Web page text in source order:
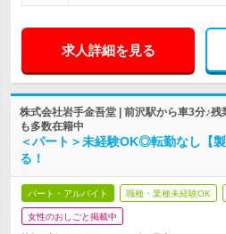
求人詳細を見る
株式会社岩手金吾堂 | 前沢駅から車3分♪
も多数在籍中
＜パート＞未経験OK◎転勤なし【
る！
パート・アルバイト 職種・業種未経験OK
女性のおしごと掲載中